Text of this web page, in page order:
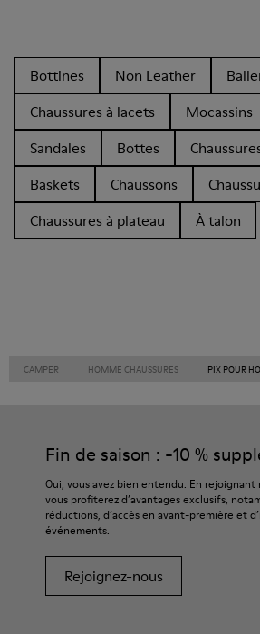
Bottines Non Leather
Chaussures à lacets
Mocassins
Sandales
Bottes
Baskets
Chaussons
Chaussures à plateau
À talon
CAMPER HOMME CHAUSSURES PIX POUR
Fin de saison : -10 %
Oui, vous avez bien entendu. En
vous profiterez d’avantages exclusifs,
réductions, d’accès en avant-première et
événements.
Rejoignez-nous